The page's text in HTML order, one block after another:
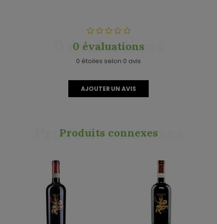
0 évaluations
0 évaluations
0 étoiles selon 0 avis
AJOUTER UN AVIS
Produits connexes
Produits connexes